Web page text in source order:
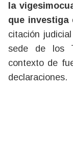
la
que investiga
citación
sede de los
contexto de
declaraciones.